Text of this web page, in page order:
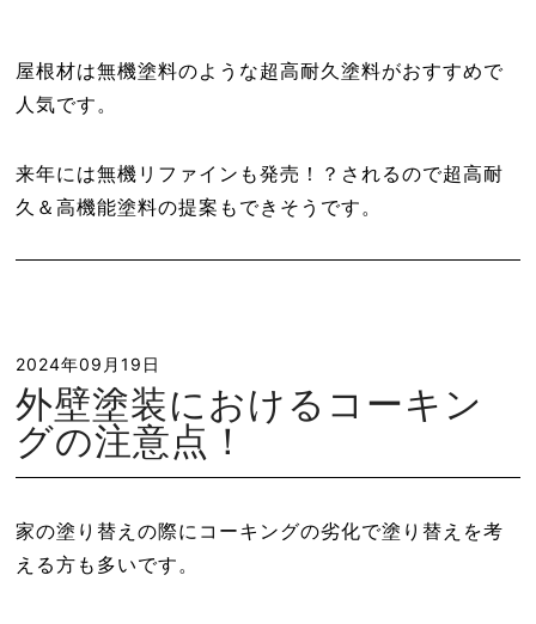
屋根材は無機塗料のような超高耐久塗料がおすすめで
人気です。
来年には無機リファインも発売！？されるので超高耐
久＆高機能塗料の提案もできそうです。
2024年09月19日
外壁塗装におけるコーキン
グの注意点！
家の塗り替えの際にコーキングの劣化で塗り替えを考
える方も多いです。